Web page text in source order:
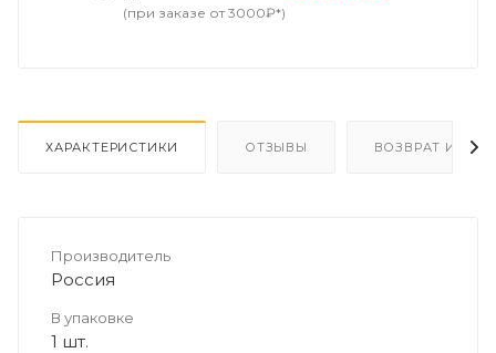
(при заказе от 3000₽*)
ХАРАКТЕРИСТИКИ ОТЗЫВЫ ВОЗВРАТ И
Производитель
Россия
В упаковке
1 шт.